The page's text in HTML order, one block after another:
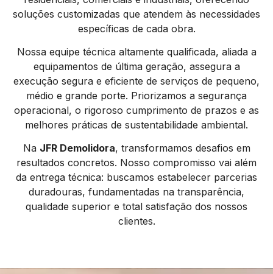
soluções customizadas que atendem às necessidades
específicas de cada obra.
Nossa equipe técnica altamente qualificada, aliada a
equipamentos de última geração, assegura a
execução segura e eficiente de serviços de pequeno,
médio e grande porte. Priorizamos a segurança
operacional, o rigoroso cumprimento de prazos e as
melhores práticas de sustentabilidade ambiental.
Na JFR Demolidora, transformamos desafios em
resultados concretos. Nosso compromisso vai além
da entrega técnica: buscamos estabelecer parcerias
duradouras, fundamentadas na transparência,
qualidade superior e total satisfação dos nossos
clientes.